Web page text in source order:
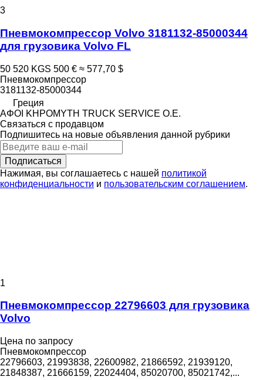
3
Пневмокомпрессор Volvo 3181132-85000344
для грузовика Volvo FL
50 520 KGS 500 € ≈ 577,70 $
Пневмокомпрессор
3181132-85000344
Греция
ΑΦΟΙ ΚΗΡΟΜΥΤΗ TRUCK SERVICE Ο.Ε.
Связаться с продавцом
Подпишитесь на новые объявления данной рубрики
Подписаться
Нажимая, вы соглашаетесь с нашей политикой
конфиденциальности и пользовательским соглашением.
1
Пневмокомпрессор 22796603 для грузовика
Volvo
Цена по запросу
Пневмокомпрессор
22796603, 21993838, 22600982, 21866592, 21939120,
21848387, 21666159, 22024404, 85020700, 85021742,...